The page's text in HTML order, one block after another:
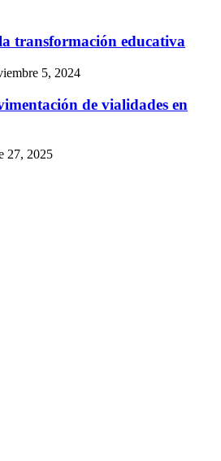
transformación educativa
5, 2024
de vialidades en
27, 2025